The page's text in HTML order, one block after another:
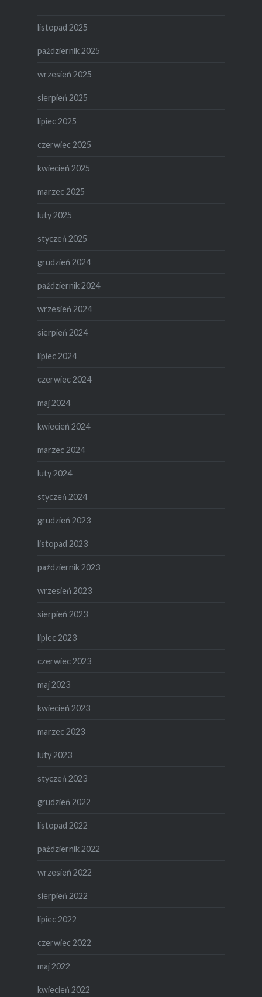
listopad 2025
październik 2025
wrzesień 2025
sierpień 2025
lipiec 2025
czerwiec 2025
kwiecień 2025
marzec 2025
luty 2025
styczeń 2025
grudzień 2024
październik 2024
wrzesień 2024
sierpień 2024
lipiec 2024
czerwiec 2024
maj 2024
kwiecień 2024
marzec 2024
luty 2024
styczeń 2024
grudzień 2023
listopad 2023
październik 2023
wrzesień 2023
sierpień 2023
lipiec 2023
czerwiec 2023
maj 2023
kwiecień 2023
marzec 2023
luty 2023
styczeń 2023
grudzień 2022
listopad 2022
październik 2022
wrzesień 2022
sierpień 2022
lipiec 2022
czerwiec 2022
maj 2022
kwiecień 2022